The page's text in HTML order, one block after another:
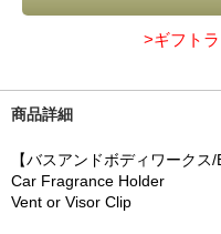
>ギフト
商品詳細
【バスアンドボディワークス/
Car Fragrance Holder
Vent or Visor Clip